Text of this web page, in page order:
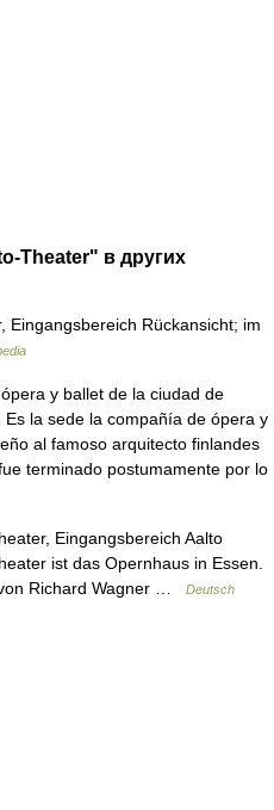
Theater" в других
Rückansicht; im
y ballet de la ciudad de
la sede la compañía de ópera y
al famoso arquitecto finlandes
terminado postumamente por lo
Eingangsbereich Aalto
ist das Opernhaus in Essen.
Richard Wagner …
Deutsch